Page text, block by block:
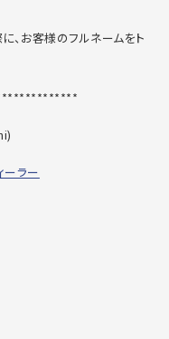
、お客様のフルネームをト
ラー